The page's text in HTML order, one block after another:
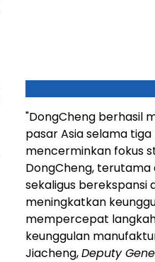
"DongCheng berhasil
pasar Asia selama
mencerminkan fokus
DongCheng,
sekaligus berekspansi
meningkatkan
mempercepat
keunggulan
Jiacheng,Deputy